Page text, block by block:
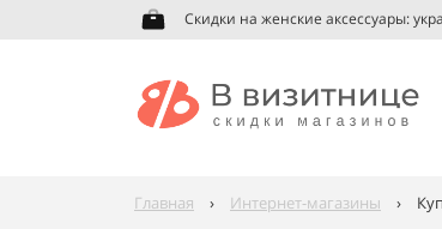
Скидки на женские аксессуары:
Главная › Интернет-магазины ›